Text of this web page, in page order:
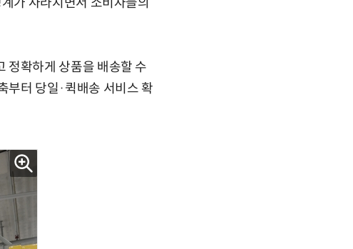
정확하게 상품을 배송할 수
부터 당일·퀵배송 서비스 확